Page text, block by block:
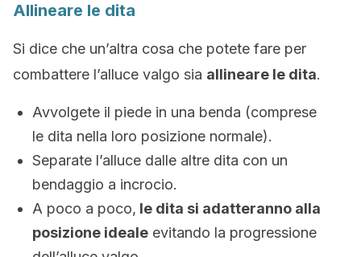
Allineare le dita
Si dice che un’altra cosa che potete fare per
combattere l’alluce valgo sia allineare le dita.
Avvolgete il piede in una benda (comprese
le dita nella loro posizione normale).
Separate l’alluce dalle altre dita con un
bendaggio a incrocio.
A poco a poco, le dita si adatteranno alla
posizione ideale evitando la progressione